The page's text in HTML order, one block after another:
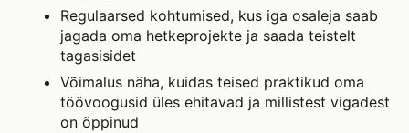
Regulaarsed kohtumised, kus iga osaleja saab
jagada oma hetkeprojekte ja saada teistelt
tagasisidet
Võimalus näha, kuidas teised praktikud oma
töövoogusid üles ehitavad ja millistest vigadest
on õppinud